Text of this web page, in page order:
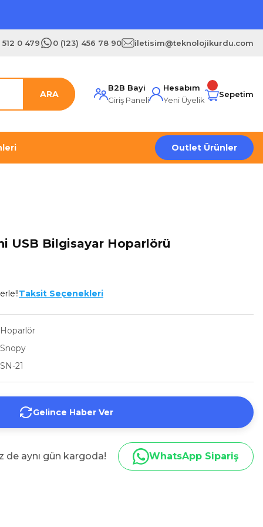
512 0 479 0 (123) 456 78 90 iletisim@teknolojikurdu.com
ARA
B2B Bayi
Giriş Paneli
Hesabım
Yeni Üyelik
Sepetim
Outlet Ürünler
USB Bilgisayar Hoparlörü
Taksit Seçenekleri
Hoparlör
Snopy
SN-21
Gelince Haber Ver
de aynı gün kargoda! WhatsApp Sipariş